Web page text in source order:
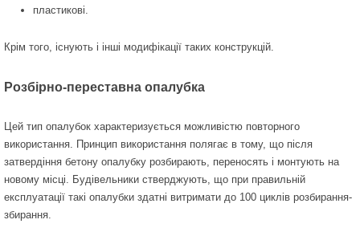
пластикові.
Крім того, існують і інші модифікації таких конструкцій.
Розбірно-переставна опалубка
Цей тип опалубок характеризується можливістю повторного
використання. Принцип використання полягає в тому, що після
затвердіння бетону опалубку розбирають, переносять і монтують на
новому місці. Будівельники стверджують, що при правильній
експлуатації такі опалубки здатні витримати до 100 циклів розбирання-
збирання.